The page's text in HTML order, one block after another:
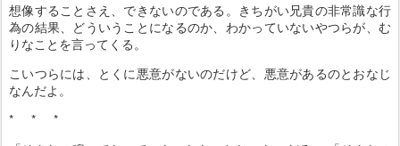
想像することさえ、できないのである。きちがい兄貴の非常識な行
為の結果、どういうことになるのか、わかっていないやつらが、む
りなことを言ってくる。
こいつらには、とくに悪意がないのだけど、悪意があるのとおなじ
なんだよ。
* * *